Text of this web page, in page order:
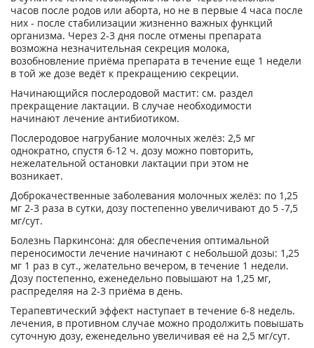
часов после родов или аборта, но не в первые 4 часа после
них - после стабилизации жизненно важных функций
организма. Через 2-3 дня после отмены препарата
возможна незначительная секреция молока,
возобновление приёма препарата в течение еще 1 недели
в той же дозе ведёт к прекращению секреции.
Начинающийся послеродовой мастит: см. раздел
прекращение лактации. В случае необходимости
начинают лечение антибиотиком.
Послеродовое нагрубание молочных желёз: 2,5 мг
однократно, спустя 6-12 ч. дозу можно повторить,
нежелательной остановки лактации при этом не
возникает.
Доброкачественные заболевания молочных желёз: по 1,25
мг 2-3 раза в сутки, дозу постепенно увеличивают до 5 -7,5
мг/сут.
Болезнь Паркинсона: для обеспечения оптимальной
переносимости лечение начинают с небольшой дозы: 1,25
мг 1 раз в сут., желательно вечером, в течение 1 недели.
Дозу постепенно, еженедельно повышают на 1,25 мг,
распределяя на 2-3 приёма в день.
Терапевтический эффект наступает в течение 6-8 недель.
лечения, в противном случае можно продолжить повышать
суточную дозу, еженедельно увеличивая её на 2,5 мг/сут.